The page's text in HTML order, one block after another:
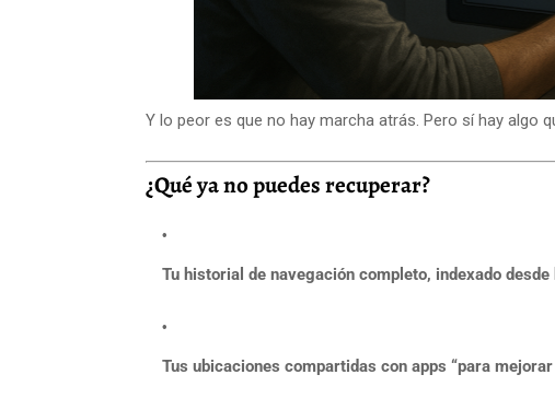
Y lo peor es que no hay marcha atrás. Pero sí hay algo
¿Qué ya no puedes recuperar?
Tu historial de navegación completo, indexado desde
Tus ubicaciones compartidas con apps “para